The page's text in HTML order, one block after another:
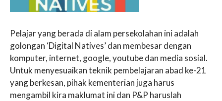
Pelajar yang berada di alam persekolahan ini adalah
golongan ‘Digital Natives’ dan membesar dengan
komputer, internet, google, youtube dan media sosial.
Untuk menyesuaikan teknik pembelajaran abad ke-21
yang berkesan, pihak kementerian juga harus
mengambil kira maklumat ini dan P&P haruslah